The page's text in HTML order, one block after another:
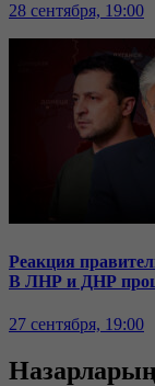
28 сентября, 19:00
Реакция
В ЛНР и ДНР
27 сентября, 19:00